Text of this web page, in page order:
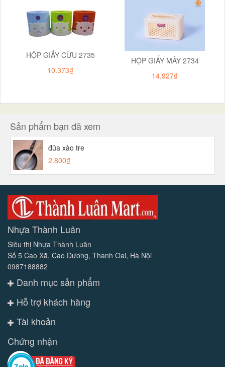
HỘP GIẤY CỪU 2735
10.373₫
HỘP GIẤY MÂY 2734
14.927₫
Sản phẩm bạn đã xem
đũa xào tre
2.800₫
Nhựa Thành Luân
Siêu thị Nhựa Thành Luân
Số 5 Cao Xã, Cao Dương, Thanh Oai, Hà Nội
0987188882
Danh mục sản phẩm
Hỗ trợ khách hàng
Tài khoản
Chứng nhận